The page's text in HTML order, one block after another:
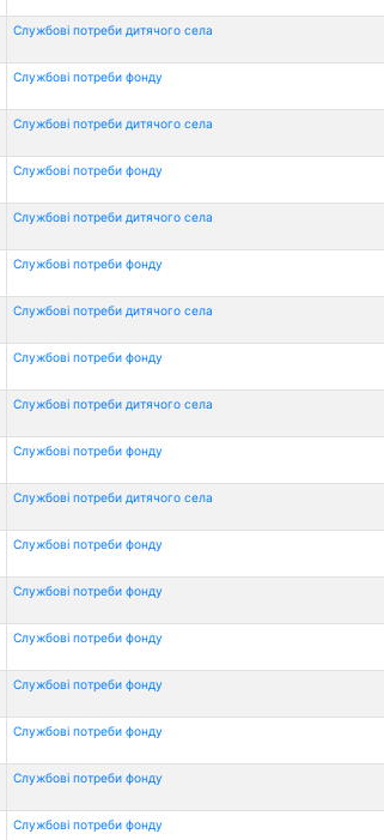
Службові потреби дитячого села
Службові потреби фонду
Службові потреби дитячого села
Службові потреби фонду
Службові потреби дитячого села
Службові потреби фонду
Службові потреби дитячого села
Службові потреби фонду
Службові потреби дитячого села
Службові потреби фонду
Службові потреби дитячого села
Службові потреби фонду
Службові потреби фонду
Службові потреби фонду
Службові потреби фонду
Службові потреби фонду
Службові потреби фонду
Службові потреби фонду